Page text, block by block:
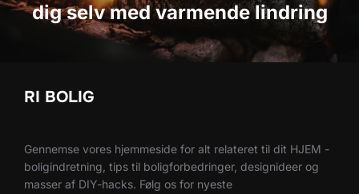
dig selv med varmende lindring
RI BOLIG
Gennemse vores hjemmeside for alt relateret til dit HJEM -
boligindretning, tips til boligforbedringer, designideer og
masser af DIY-hacks. Følg os for nyeste